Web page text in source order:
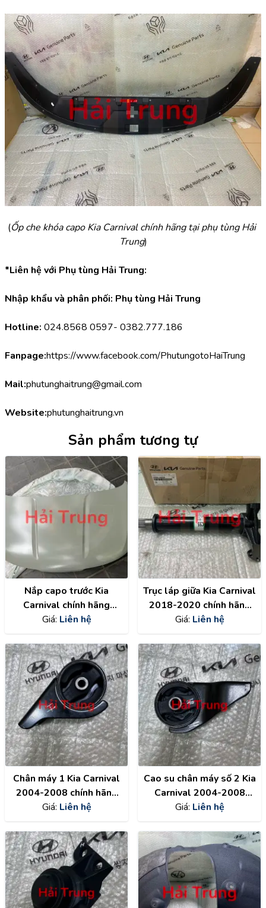
(Ốp che khóa capo Kia Carnival chính hãng tại phụ tùng Hải
Trung)
*Liên hệ với Phụ tùng Hải Trung:
Nhập khẩu và phân phối: Phụ tùng Hải Trung
Hotline: 024.8568 0597- 0382.777.186
Fanpage:https://www.facebook.com/PhutungotoHaiTrung
Mail:phutunghaitrung@gmail.com
Website:phutunghaitrung.vn
Sản phẩm tương tự
Nắp capo trước Kia
Carnival chính hãng
66400R0020
Giá: Liên hệ
Trục láp giữa Kia Carnival
2018-2020 chính hãng
49560A9550
Giá: Liên hệ
Chân máy 1 Kia Carnival
2004-2008 chính hãng
OK55839040
Giá: Liên hệ
Cao su chân máy số 2 Kia
Carnival 2004-2008
chính hãng 0K55839050
Giá: Liên hệ